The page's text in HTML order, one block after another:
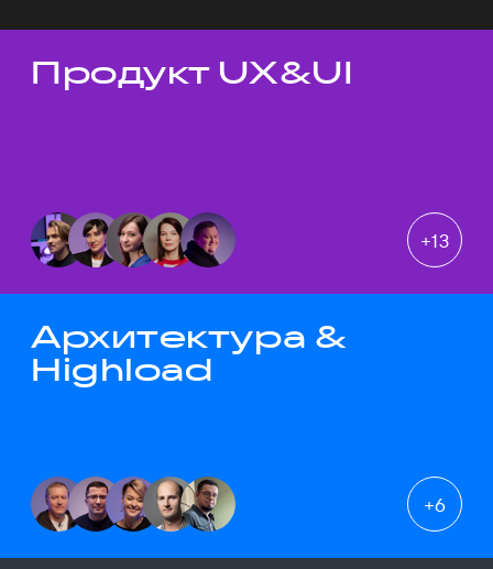
Темы докладов
Продукт UX&UI
+13
Архитектура &
Highload
+6